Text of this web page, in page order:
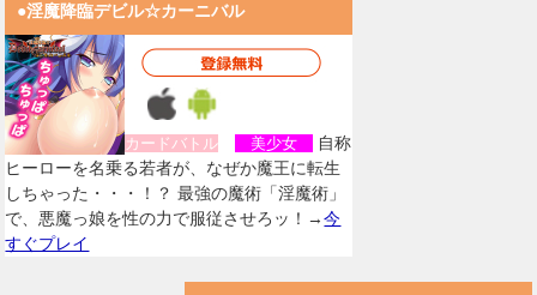
●淫魔降臨デビル☆カーニバル
カードバトル 美少女
自称
ヒーローを名乗る若者が、なぜか魔王に転生
しちゃった・・・！？ 最強の魔術「淫魔術」
で、悪魔っ娘を性の力で服従させろッ！→今
すぐプレイ